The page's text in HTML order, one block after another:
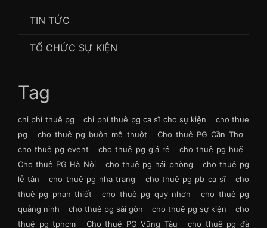
TIN TỨC
TỔ CHỨC SỰ KIỆN
Tag
chi phí thuê pg chi phí thuê pg ca sĩ cho sự kiện
cho thue
pg
cho thuê pg buôn mê thuột
Cho thuê PG Cần Thơ
cho thuê pg event
cho thuê pg giá rẻ
cho thuê pg huế
Cho thuê PG Hà Nội
cho thuê pg hải phòng
cho thuê pg
lễ tân
cho thuê pg nha trang cho thuê pg pb ca sĩ
cho
thuê pg phan thiết
cho thuê pg quy nhơn
cho thuê pg
quảng ninh
cho thuê pg sài gòn cho thuê pg sự kiện
cho
thuê pg tphcm
Cho thuê PG Vũng Tàu cho thuê pg đà